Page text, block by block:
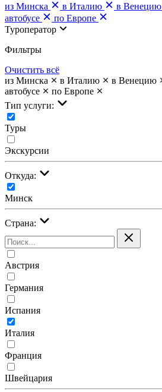
из Минска
в Италию в Венецию
автобусе
по Европе
Туроператор
Фильтры
Очистить всё
из Минска
в Италию в Венецию
автобусе
по Европе
Тип услуги:
Туры
Экскурсии
Откуда:
Минск
Страна:
Австрия
Германия
Испания
Италия
Франция
Швейцария